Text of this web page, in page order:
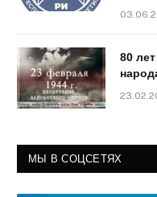
80
МЫ В СОЦСЕТЯХ